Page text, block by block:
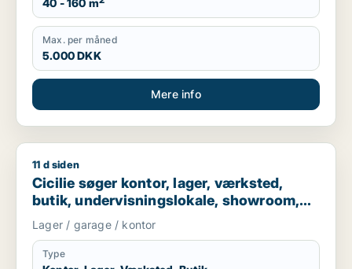
40 - 160 m
Max. per måned
5.000 DKK
Mere info
Cicilie søger kontor, lager, værksted, butik,
11 d siden
Cicilie søger kontor, lager, værksted,
butik, undervisningslokale, showroom,
erhvervsgrund, produktionslokaler eller
garage til leje i Region Sjælland eller
Nordsjælland
Lager / garage / kontor
Type